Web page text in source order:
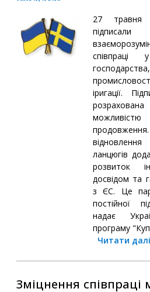
27 травня
співпраці
іригації.
відновлення
ланцюгів
розвиток
досвідом та
з ЄС. Це
постійної
надає
програму
Читати далі
Зміцнення